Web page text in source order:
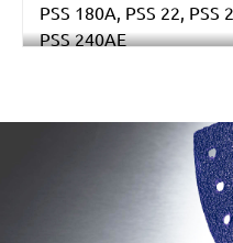
PSS 180A, PSS 22, PSS
PSS 240AE
Metabo:SR 4350
LRS
/marketing/parallax/